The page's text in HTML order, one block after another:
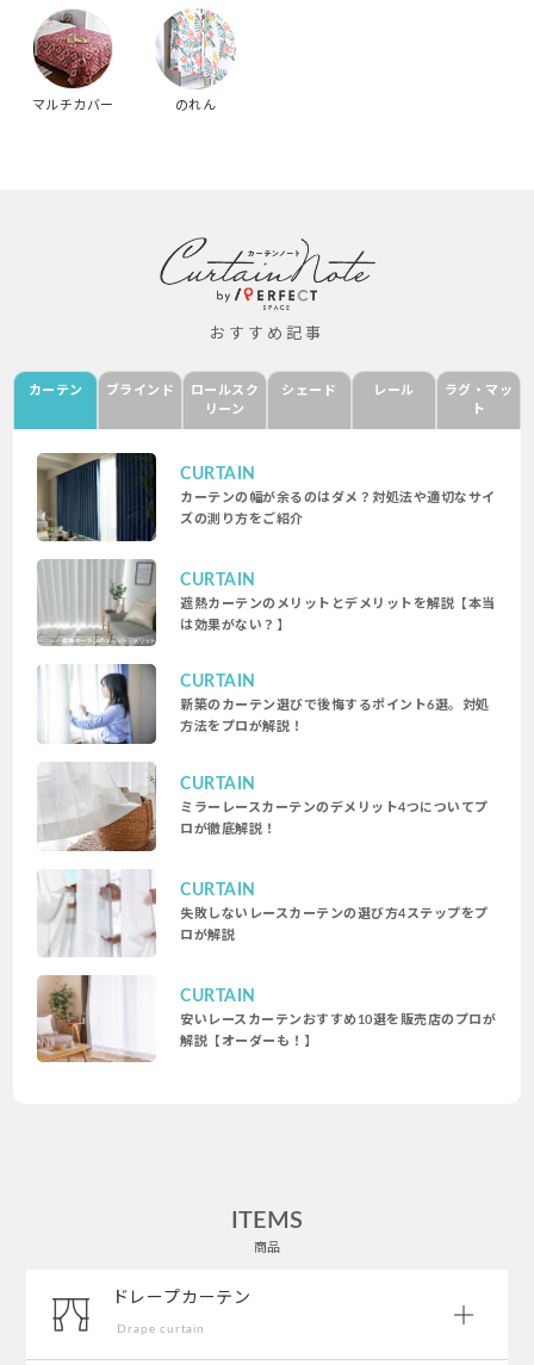
マルチカバー のれん
おすすめ記事
カーテン ブラインド
ロールスク
リーン
シェード レール
ラグ・マッ
ト
CURTAIN
カーテンの幅が余るのはダメ？対処法や適切なサイ
ズの測り方をご紹介
CURTAIN
遮熱カーテンのメリットとデメリットを解説【本当
は効果がない？】
CURTAIN
新築のカーテン選びで後悔するポイント6選。対処
方法をプロが解説！
CURTAIN
ミラーレースカーテンのデメリット4つについてプ
ロが徹底解説！
CURTAIN
失敗しないレースカーテンの選び方4ステップをプ
ロが解説
CURTAIN
安いレースカーテンおすすめ10選を販売店のプロが
解説【オーダーも！】
ITEMS
商品
ドレープカーテン
Drape curtain